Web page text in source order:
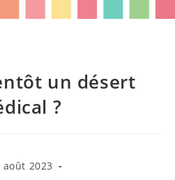
un désert
?
août 2023